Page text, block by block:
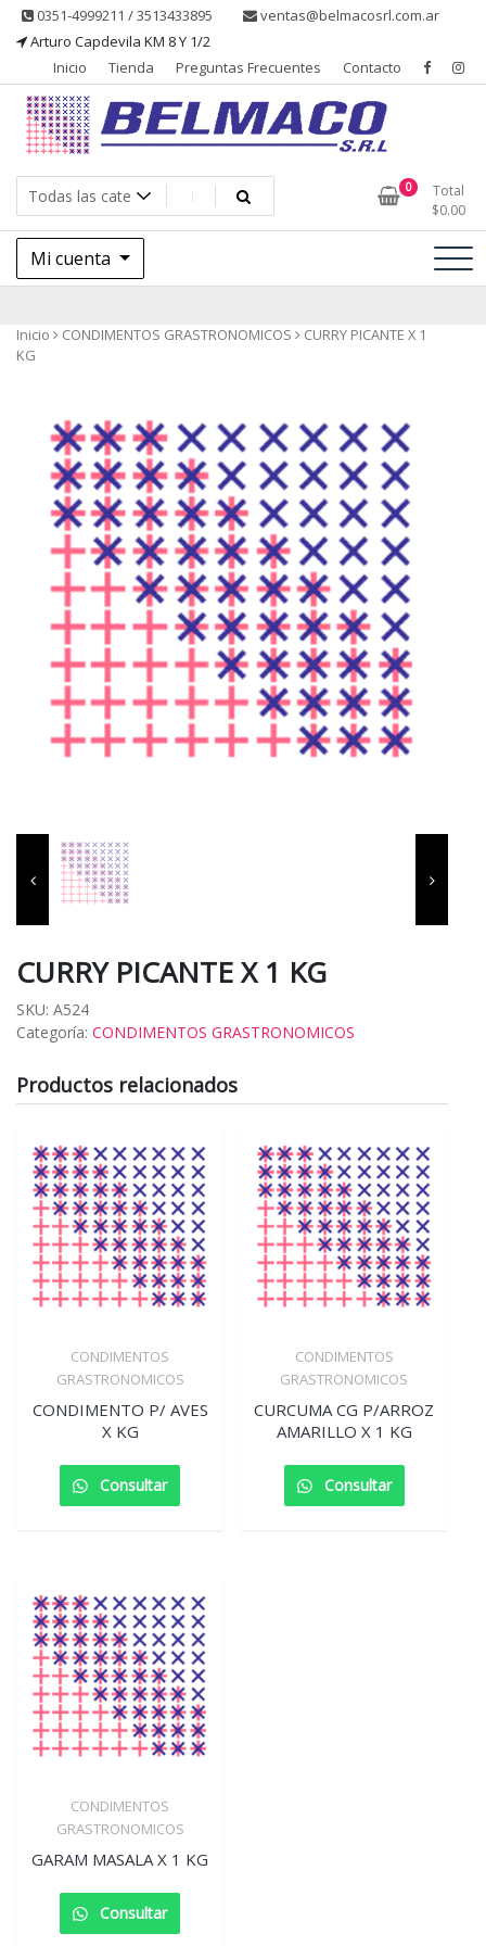
Saltar0351-4999211 / 3513433895
ventas@belmacosrl.com.ar
Arturo Capdevila KM 8 Y 1/2
Inicio
Tienda Preguntas Frecuentes Contacto
Belmaco SRL – Aditivos
Belmaco SRL, Somos una empresa, dedicada a la fabricación,
comercialización y asesoramiento de productos para la industria
alimentaria
0
Total
$0.00
Mi cuenta
Inicio CONDIMENTOS GRASTRONOMICOS
CURRY PICANTE X 1
KG
CURRY PICANTE X 1 KG
SKU: A524
Categoría: CONDIMENTOS GRASTRONOMICOS
Productos relacionados
CONDIMENTOS
GRASTRONOMICOS
CONDIMENTO P/ AVES
X KG
Consultar
CONDIMENTOS
GRASTRONOMICOS
CURCUMA CG P/ARROZ
AMARILLO X 1 KG
Consultar
CONDIMENTOS
GRASTRONOMICOS
GARAM MASALA X 1 KG
Consultar